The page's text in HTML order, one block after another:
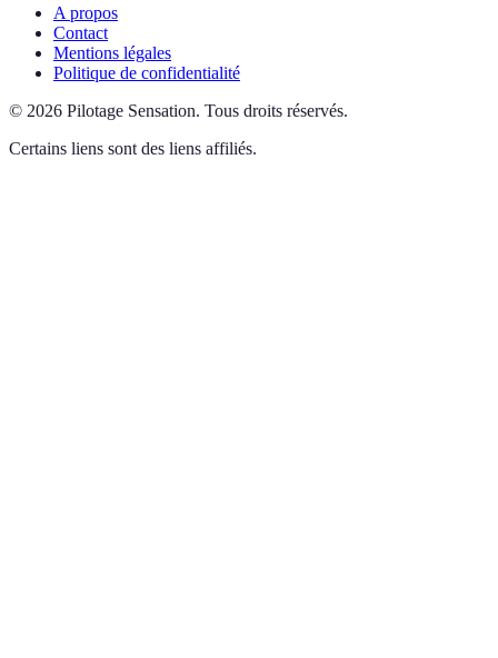
A propos
Contact
Mentions légales
Politique de confidentialité
© 2026 Pilotage Sensation. Tous droits réservés.
Certains liens sont des liens affiliés.